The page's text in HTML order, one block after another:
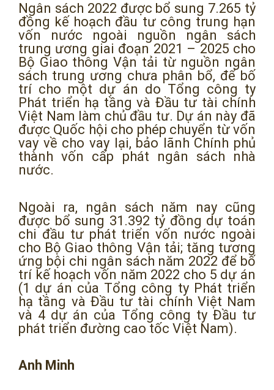
Ngân sách 2022 được bổ sung 7.265 tỷ
đồng kế hoạch đầu tư công trung hạn
vốn nước ngoài nguồn ngân sách
trung ương giai đoạn 2021 – 2025 cho
Bộ Giao thông Vận tải từ nguồn ngân
sách trung ương chưa phân bổ, để bố
trí cho một dự án do Tổng công ty
Phát triển hạ tầng và Đầu tư tài chính
Việt Nam làm chủ đầu tư. Dự án này đã
được Quốc hội cho phép chuyển từ vốn
vay về cho vay lại, bảo lãnh Chính phủ
thành vốn cấp phát ngân sách nhà
nước.
Ngoài ra, ngân sách năm nay cũng
được bổ sung 31.392 tỷ đồng dự toán
chi đầu tư phát triển vốn nước ngoài
cho Bộ Giao thông Vận tải; tăng tương
ứng bội chi ngân sách năm 2022 để bố
trí kế hoạch vốn năm 2022 cho 5 dự án
(1 dự án của Tổng công ty Phát triển
hạ tầng và Đầu tư tài chính Việt Nam
và 4 dự án của Tổng công ty Đầu tư
phát triển đường cao tốc Việt Nam).
Anh Minh